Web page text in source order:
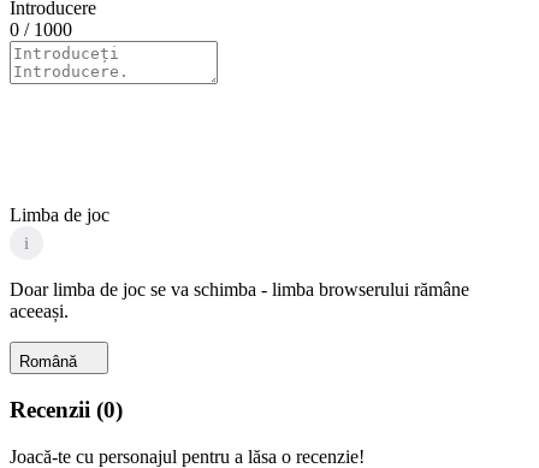
Introducere
0 / 1000
Limba de joc
i
Doar limba de joc se va schimba - limba browserului rămâne
aceeași.
Română
Recenzii (0)
Joacă-te cu personajul pentru a lăsa o recenzie!